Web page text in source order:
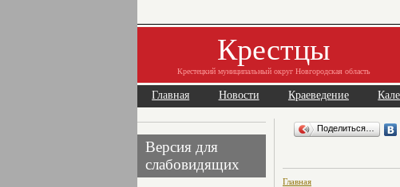
Крестцы
Крестецкий муниципальный округ Новгородская область
Главная Новости Краеведение
Версия для
слабовидящих
Поделиться…
Главная